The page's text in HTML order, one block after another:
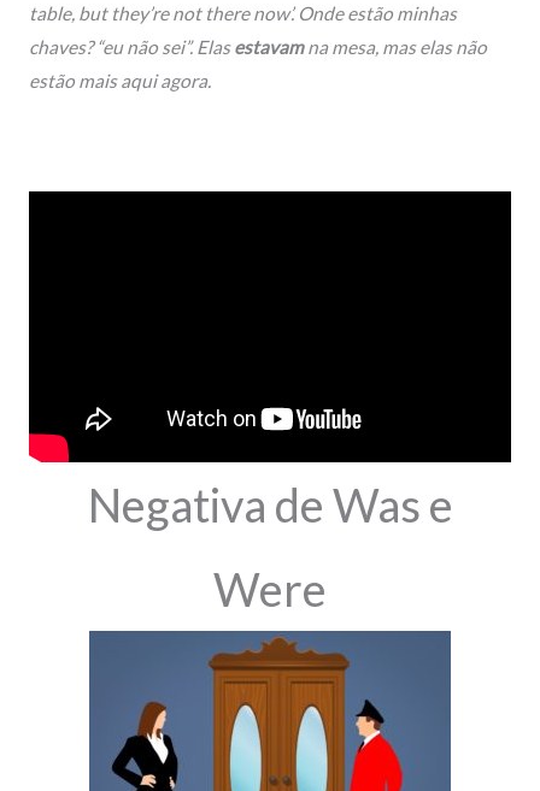
table, but they’re not there now’. Onde estão minhas
chaves? “eu não sei”. Elasestavamna mesa, mas elas não
estão mais aqui agora.
Negativa de Was e
Were